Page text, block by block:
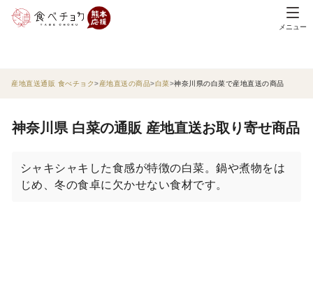
メニュー
産地直送通販 食べチョク 産地直送の商品 白菜 神奈川県の白菜で産地直送の商品
神奈川県 白菜の通販 産地直送お取り寄せ商品
シャキシャキした食感が特徴の白菜。鍋や煮物をは
じめ、冬の食卓に欠かせない食材です。